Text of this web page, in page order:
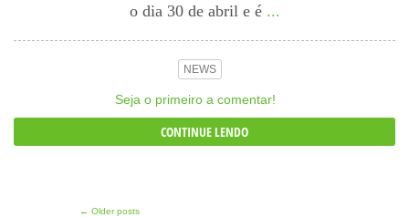
o dia 30 de abril e é ...
NEWS
Seja o primeiro a comentar!
CONTINUE LENDO
← Older posts